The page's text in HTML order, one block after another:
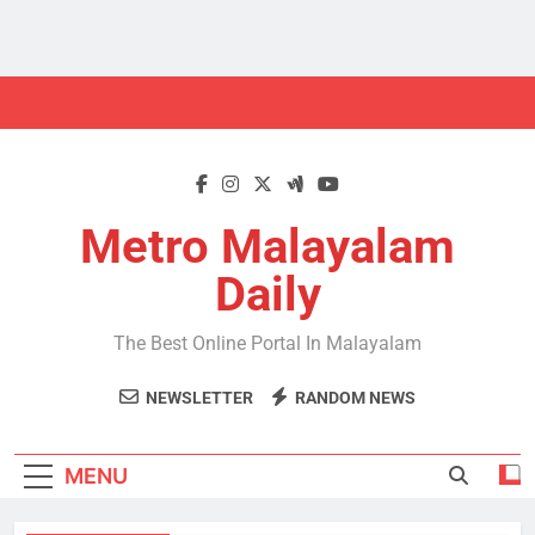
Metro Malayalam
Daily
The Best Online Portal In Malayalam
NEWSLETTER RANDOM NEWS
MENU